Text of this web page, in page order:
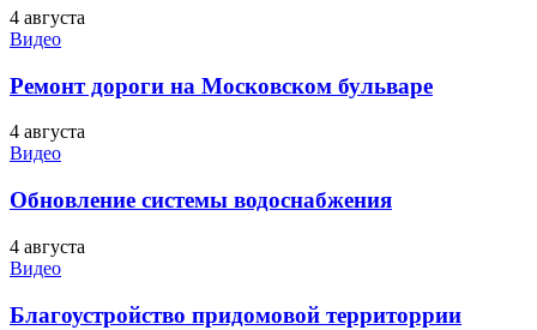
4 августа
Видео
Ремонт дороги на Московском бульваре
4 августа
Видео
Обновление системы водоснабжения
4 августа
Видео
Благоустройство придомовой территоррии